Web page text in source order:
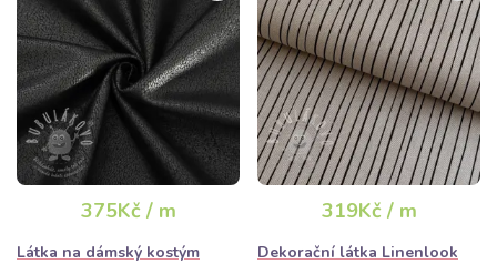
375Kč / m
Látka na dámský kostým
319Kč / m
Dekorační látka Linenlook